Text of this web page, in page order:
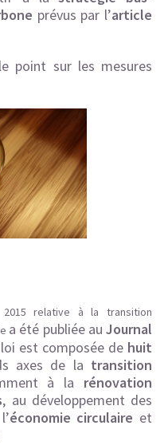
prévus par l’article
point sur les mesures
relative à la transition
a été publiée auJournal
est composée de huit
axes de la transition
à la rénovation
, au développement des
économie circulaire et